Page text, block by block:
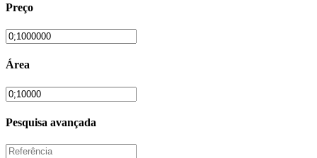
Preço
Área
Pesquisa avançada